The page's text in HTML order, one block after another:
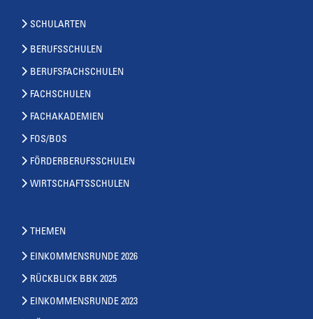
SCHULARTEN
BERUFSSCHULEN
BERUFSFACHSCHULEN
FACHSCHULEN
FACHAKADEMIEN
FOS/BOS
FÖRDERBERUFSSCHULEN
WIRTSCHAFTSSCHULEN
THEMEN
EINKOMMENSRUNDE 2026
RÜCKBLICK BBK 2025
EINKOMMENSRUNDE 2023